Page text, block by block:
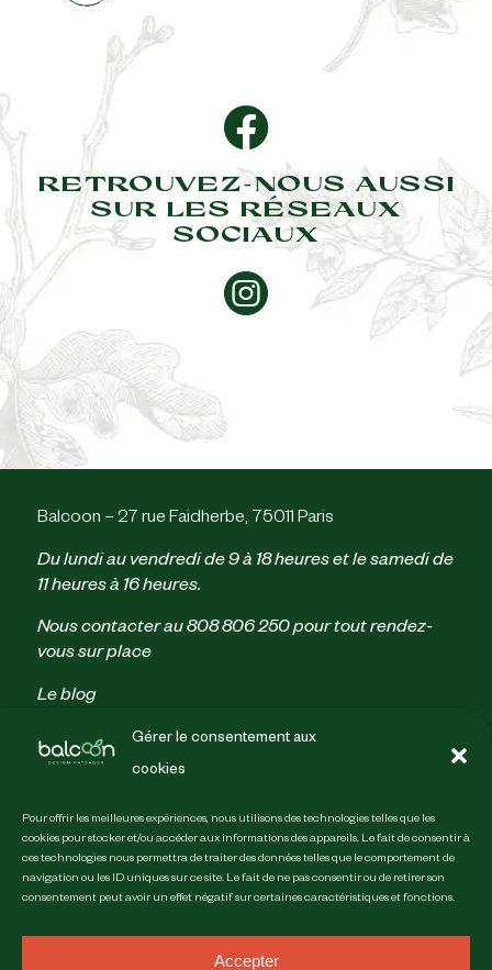
Gérer le consentement aux
cookies
Pour offrir les meilleures expériences, nous utilisons des technologies telles que les
cookies pour stocker et/ou accéder aux informations des appareils. Le fait de consentir à
ces technologies nous permettra de traiter des données telles que le comportement de
navigation ou les ID uniques sur ce site. Le fait de ne pas consentir ou de retirer son
consentement peut avoir un effet négatif sur certaines caractéristiques et fonctions.
Accepter
RETROUVEZ-NOUS AUSSI
SUR LES RÉSEAUX
SOCIAUX
Balcoon – 27 rue Faidherbe, 75011 Paris
Du lundi au vendredi de 9 à 18 heures et le samedi de
11 heures à 16 heures.
Nous contacter au808 806 250pour tout rendez-
vous sur place
Le blog
Politique de confidentialité
Conditions générales de vente
Guides
Les photos qu’il nous faut
Inventaire végétal